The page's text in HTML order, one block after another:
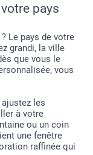
pays
Le pays de votre
grandi, la ville
que vous le
vous
les
à votre
ou un coin
une fenêtre
raffinée qui